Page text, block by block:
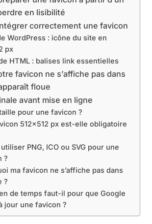
en lisibilité
correctement une favicon
WordPress : icône du site en
px
HTML : balises link essentielles
favicon ne s’affiche pas dans
floue
avant mise en ligne
pour une favicon ?
512×512 px est-elle obligatoire
PNG, ICO ou SVG pour une
?
ma favicon ne s’affiche pas dans
?
de temps faut-il pour que Google
jour une favicon ?